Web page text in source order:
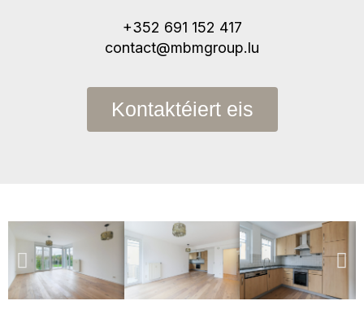
+352 691 152 417
contact@mbmgroup.lu
Kontaktéiert eis